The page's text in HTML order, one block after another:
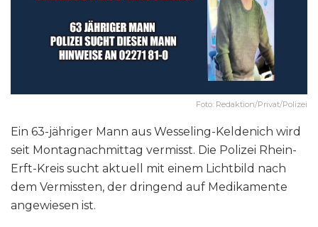
Foto: Redaktion/Privat/Polizei
Ein 63-jähriger Mann aus Wesseling-Keldenich wird
seit Montagnachmittag vermisst. Die Polizei Rhein-
Erft-Kreis sucht aktuell mit einem Lichtbild nach
dem Vermissten, der dringend auf Medikamente
angewiesen ist.